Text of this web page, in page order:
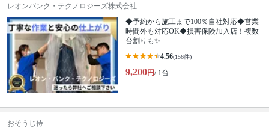
レオンバンク・テクノロジーズ株式会社
◆予約から施工まで100％自社対応◆営業
時間外も対応OK◆損害保険加入店！複数
台割りも✨
4.56(156件)
9,200円/ 1台
おそうじ侍